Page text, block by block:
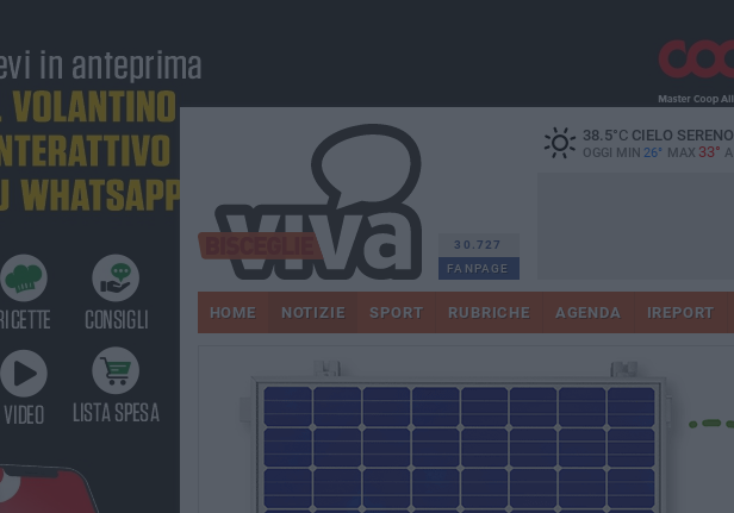
30.727
FANPAGE
38.5°CCIELO SERENO
OGGI MIN 26° MAX 33° A
HOME NOTIZIE SPORT RUBRICHE AGENDA IREPORT